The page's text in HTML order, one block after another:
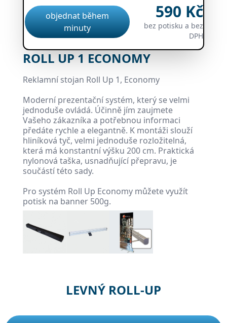
objednat během
minuty
590 Kč
bez potisku a bez
DPH
ROLL UP 1 ECONOMY
Reklamní stojan Roll Up 1, Economy
Moderní prezentační systém, který se velmi
jednoduše ovládá. Účinně jím zaujmete
Vašeho zákazníka a potřebnou informaci
předáte rychle a elegantně. K montáži slouží
hliníková tyč, velmi jednoduše rozložitelná,
která má konstantní výšku 200 cm. Praktická
nylonová taška, usnadňující přepravu, je
součástí této sady.
Pro systém Roll Up Economy můžete využít
potisk na banner 500g.
LEVNÝ ROLL-UP